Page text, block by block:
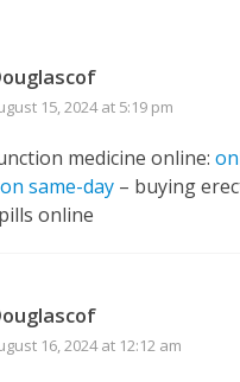
15, 2024 at 5:19 pm
medicine online:
same-day– buying
online
16, 2024 at 12:12 am